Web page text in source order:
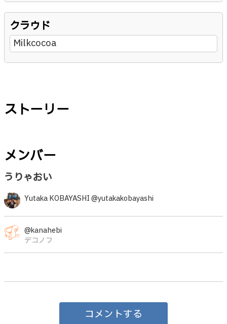
クラウド
Milkcocoa
ストーリー
メンバー
うりゃおい
Yutaka KOBAYASHI @yutakakobayashi
@kanahebi
デコノフ
コメントする